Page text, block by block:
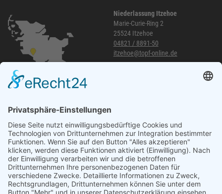
Niederlassung Itzehoe
Marie-Curie-Ring 2
25524 Itzehoe
04821 / 8891-50
itzehoe@topf-online.de
040 / 21 04 04 04-04
glinde@topf-online.de
Öffnungszeiten und mehr